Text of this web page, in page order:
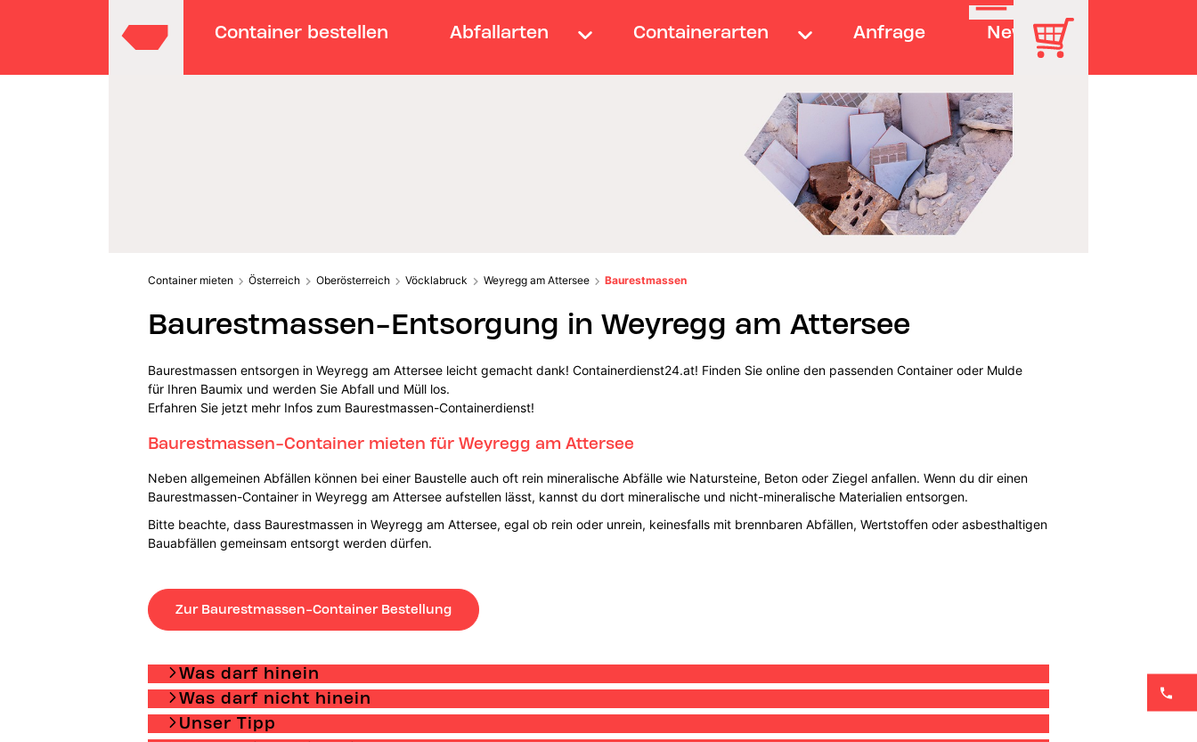
Container bestellen Abfallarten Containerarten Anfrage News
Container mieten Österreich Oberösterreich Vöcklabruck Weyregg am Attersee Baurestmassen
Baurestmassen-Entsorgung in Weyregg am Attersee
Baurestmassen entsorgen in Weyregg am Attersee leicht gemacht dank! Containerdienst24.at! Finden Sie online den passenden Container oder Mulde
für Ihren Baumix und werden Sie Abfall und Müll los.
Erfahren Sie jetzt mehr Infos zum Baurestmassen-Containerdienst!
Baurestmassen-Container mieten für Weyregg am Attersee
Neben allgemeinen Abfällen können bei einer Baustelle auch oft rein mineralische Abfälle wie Natursteine, Beton oder Ziegel anfallen. Wenn du dir einen
Baurestmassen-Container in Weyregg am Attersee aufstellen lässt, kannst du dort mineralische und nicht-mineralische Materialien entsorgen.
Bitte beachte, dass Baurestmassen in Weyregg am Attersee, egal ob rein oder unrein, keinesfalls mit brennbaren Abfällen, Wertstoffen oder asbesthaltigen
Bauabfällen gemeinsam entsorgt werden dürfen.
Zur Baurestmassen-Container Bestellung
Was darf hinein
Was darf nicht hinein
Unser Tipp